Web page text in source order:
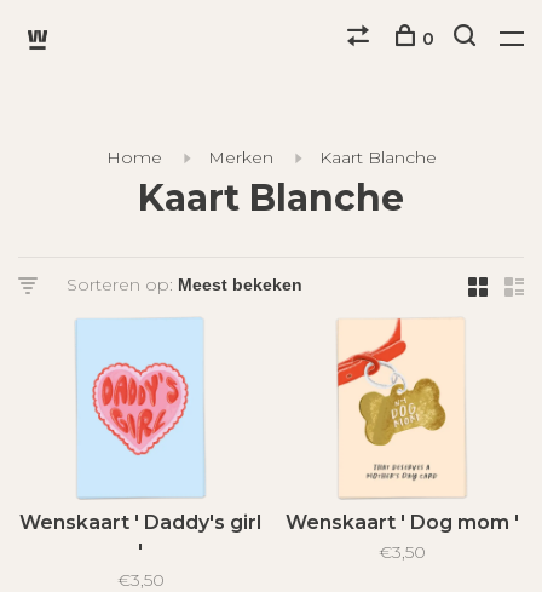
0
Home Merken Kaart Blanche
Kaart Blanche
Sorteren op:
Wenskaart ' Daddy's girl
'
€3,50
Wenskaart ' Dog mom '
€3,50